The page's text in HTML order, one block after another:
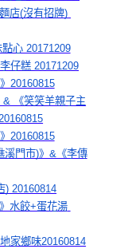
店(沒有招牌)
心 20171209
仔糕 20171209
20160815
《笑笑羊親子主
20160815
溪門市)》&《李傳
) 20160814
水餃+蛋花湯
家鄉味20160814